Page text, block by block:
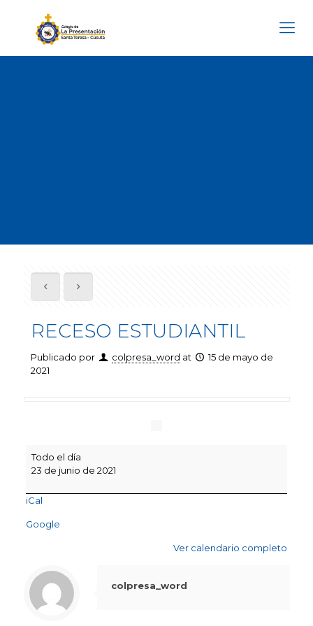
RECESO ESTUDIANTIL
Publicado por colpresa_word at
15 de mayo de
2021
ESTUDIANTIL
Todo el día
23 de junio de 2021
iCal
Google
Ver calendario completo
colpresa_word